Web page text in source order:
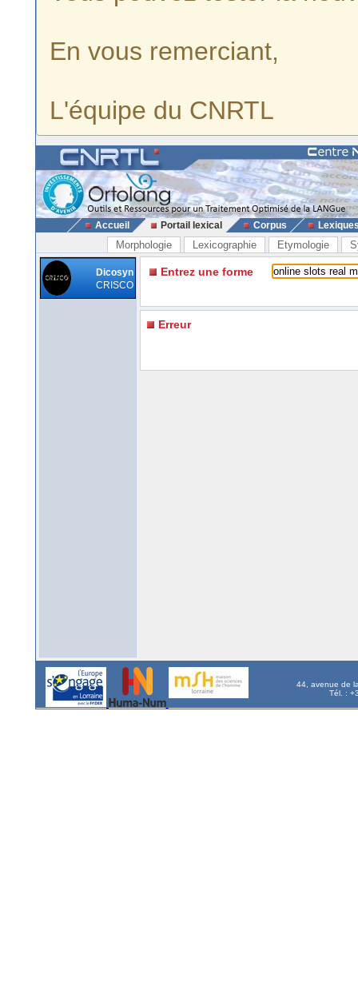
En vous remerciant,
L'équipe du CNRTL
Accueil Portail lexical Corpus
Morphologie Lexicographie Etymologie
Dicosyn
CRISCO
Entrez une forme
Erreur
44, avenue de
Tél. :